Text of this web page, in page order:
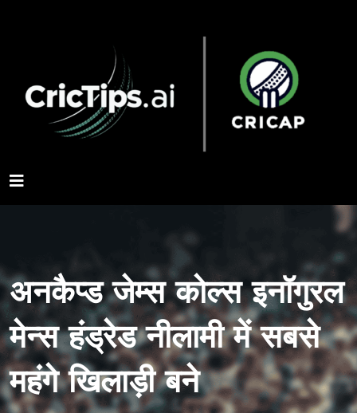
अनकैप्ड जेम्स कोल्स इनॉगुरल
मेन्स हंड्रेड नीलामी में सबसे
महंगे खिलाड़ी बने